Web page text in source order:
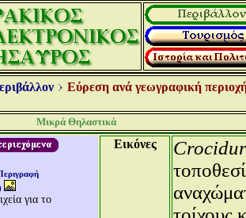
Εύρεση ανά γεωγραφική
Μικρά Θηλαστικά
για το
Εικόνες